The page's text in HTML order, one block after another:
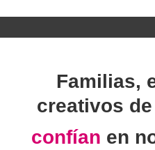
Familias,
creativos
confían en